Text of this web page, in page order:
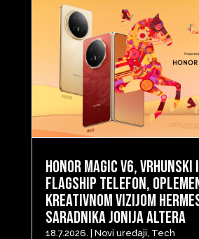
HONOR Magic V6,
flagship telefon,
kreativnom vizijom
saradnika Jonija Altera
18.7.2026. | Novi uređaji Tech